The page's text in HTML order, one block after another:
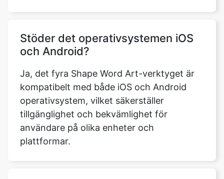
Stöder det operativsystemen iOS
och Android?
Ja, det fyra Shape Word Art-verktyget är
kompatibelt med både iOS och Android
operativsystem, vilket säkerställer
tillgänglighet och bekvämlighet för
användare på olika enheter och
plattformar.